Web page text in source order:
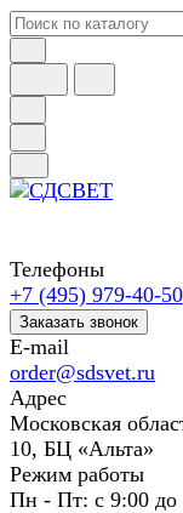
Телефоны
+7 (495) 979-40-50
Заказать звонок
E-mail
order@sdsvet.ru
Адрес
Московская
10, БЦ «Альта»
Режим работы
Пн - Пт: с 9:00 до